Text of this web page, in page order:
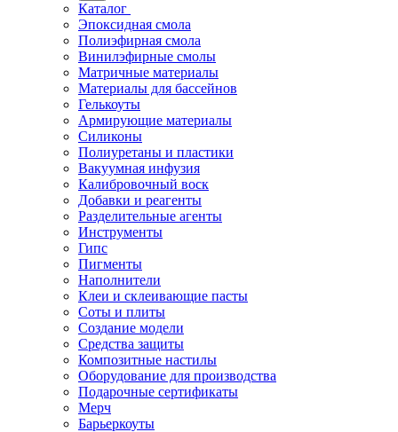
Каталог
Эпоксидная смола
Полиэфирная смола
Винилэфирные смолы
Матричные материалы
Материалы для бассейнов
Гелькоуты
Армирующие материалы
Силиконы
Полиуретаны и пластики
Вакуумная инфузия
Калибровочный воск
Добавки и реагенты
Разделительные агенты
Инструменты
Гипс
Пигменты
Наполнители
Клеи и склеивающие пасты
Соты и плиты
Создание модели
Средства защиты
Композитные настилы
Оборудование для производства
Подарочные сертификаты
Мерч
Барьеркоуты